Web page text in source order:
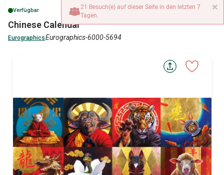
Verfügbar
Chinese Calendar
EurographicsEurographics-6000-5694
×
21 Besuch(e) auf dieser Seite in den letzten 7
Tagen.